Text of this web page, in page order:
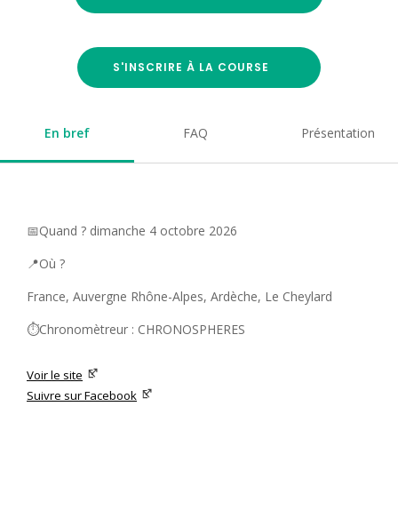
S'INSCRIRE À LA COURSE
En bref FAQ Présentation
📅Quand ? dimanche 4 octobre 2026
📍Où ?
France, Auvergne Rhône-Alpes, Ardèche, Le Cheylard
⏱️Chronomètreur : CHRONOSPHERES
Voir le site
Suivre sur Facebook